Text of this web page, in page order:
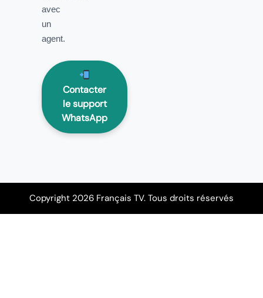
avec
un
agent.
Contacter
le support
WhatsApp
Copyright 2026 Français TV. Tous droits réservés